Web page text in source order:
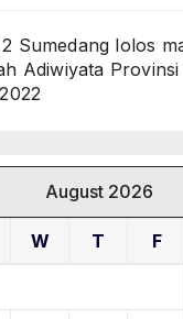
Sumedang lolos
Adiwiyata
August 2026
W T F